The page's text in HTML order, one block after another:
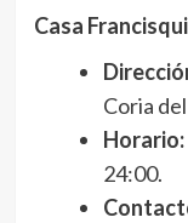
Casa
Coria
Horario:
24:00.